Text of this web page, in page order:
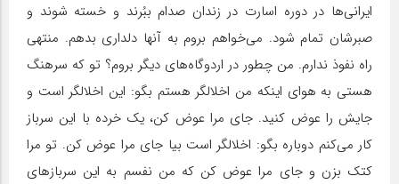
ایرانی‌ها در دوره اسارت در زندان صدام ببُرند و خسته شوند و
صبرشان تمام شود. می‌خواهم بروم به آنها دلداری بدهم. منتهی
راه نفوذ ندارم. من چطور در اردوگاه‌های دیگر بروم؟ تو که سرهنگ
هستی به هوای اینکه من اخلالگر هستم بگو: این اخلالگر است و
جایش را عوض کنید. جای مرا عوض کن، یک خرده با این سرباز
کار می‌کنم دوباره بگو: اخلالگر است بیا جای مرا عوض کن. تو مرا
کتک بزن و جای مرا عوض کن که من نفسم به این سربازهای